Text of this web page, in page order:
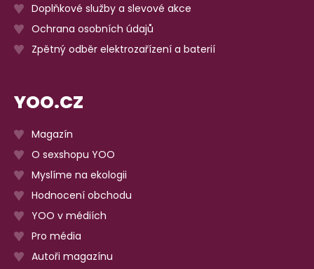
Doplňkové služby a slevové akce
Ochrana osobních údajů
Zpětný odběr elektrozařízení a baterií
YOO.CZ
Magazín
O sexshopu YOO
Myslíme na ekologii
Hodnocení obchodu
YOO v médiích
Pro média
Autoři magazínu